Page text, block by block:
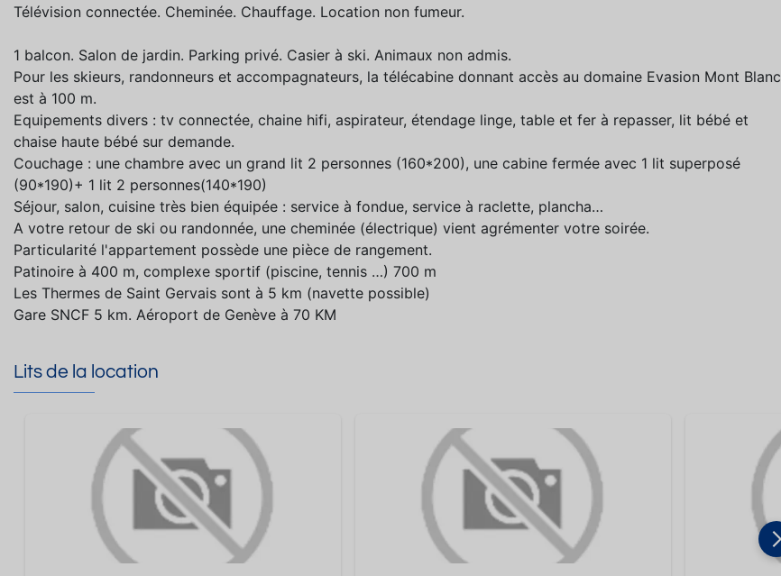
Télévision connectée. Cheminée. Chauffage. Location non fumeur.
1 balcon. Salon de jardin. Parking privé. Casier à ski. Animaux non admis.
Pour les skieurs, randonneurs et accompagnateurs, la télécabine donnant accès au domaine Evasion Mont Blanc
est à 100 m.
Equipements divers : tv connectée, chaine hifi, aspirateur, étendage linge, table et fer à repasser, lit bébé et
chaise haute bébé sur demande.
Couchage : une chambre avec un grand lit 2 personnes (160*200), une cabine fermée avec 1 lit superposé
(90*190)+ 1 lit 2 personnes(140*190)
Séjour, salon, cuisine très bien équipée : service à fondue, service à raclette, plancha…
A votre retour de ski ou randonnée, une cheminée (électrique) vient agrémenter votre soirée.
Particularité l'appartement possède une pièce de rangement.
Patinoire à 400 m, complexe sportif (piscine, tennis …) 700 m
Les Thermes de Saint Gervais sont à 5 km (navette possible)
Gare SNCF 5 km. Aéroport de Genève à 70 KM
Lits de la location